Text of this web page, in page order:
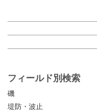
フィールド別検索
磯
堤防・波止